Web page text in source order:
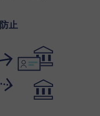
止